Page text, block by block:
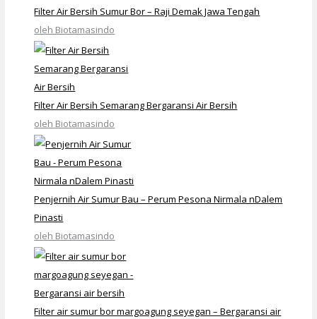
Filter Air Bersih Sumur Bor – Raji Demak Jawa Tengah
oleh Biotamasindo
Filter Air Bersih Semarang Bergaransi Air Bersih
oleh Biotamasindo
Penjernih Air Sumur Bau – Perum Pesona Nirmala nDalem
Pinasti
oleh Biotamasindo
Filter air sumur bor margoagung seyegan – Bergaransi air